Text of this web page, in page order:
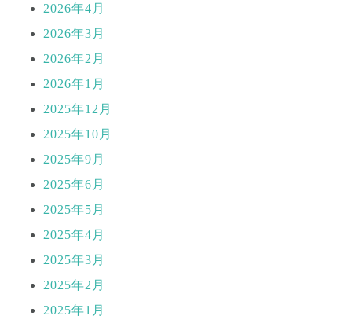
2026年4月
2026年3月
2026年2月
2026年1月
2025年12月
2025年10月
2025年9月
2025年6月
2025年5月
2025年4月
2025年3月
2025年2月
2025年1月